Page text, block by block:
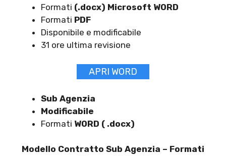
Formati (.docx) Microsoft WORD
Formati PDF
Disponibile e modificabile
31 ore ultima revisione
APRI WORD
Sub Agenzia
Modificabile
Formati WORD ( .docx)
Modello Contratto Sub Agenzia – Formati